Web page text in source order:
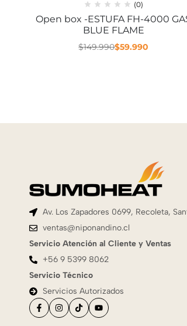
(0)
Open box -ESTUFA FH-4000
BLUE FLAME
$149.990$59.990
Av. Los Zapadores 0699, Recoleta,
ventas@niponandino.cl
Servicio Atención al Cliente y Ventas
+56 9 5399 8062
Servicio Técnico
Servicios Autorizados